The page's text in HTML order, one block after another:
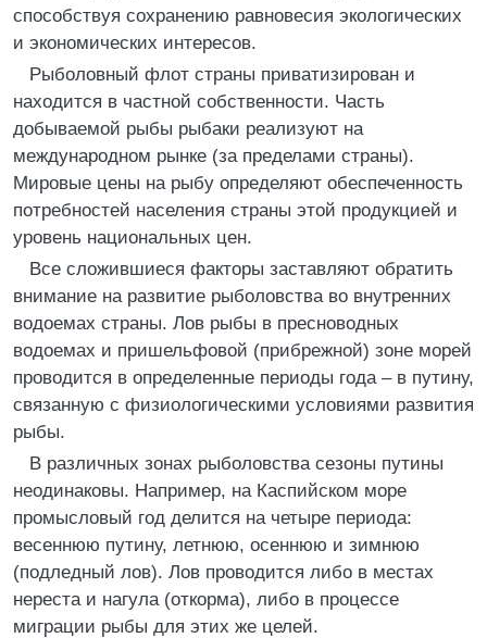
способствуя сохранению равновесия экологических
и экономических интересов.
Рыболовный флот страны приватизирован и
находится в частной собственности. Часть
добываемой рыбы рыбаки реализуют на
международном рынке (за пределами страны).
Мировые цены на рыбу определяют обеспеченность
потребностей населения страны этой продукцией и
уровень национальных цен.
Все сложившиеся факторы заставляют обратить
внимание на развитие рыболовства во внутренних
водоемах страны. Лов рыбы в пресноводных
водоемах и пришельфовой (прибрежной) зоне морей
проводится в определенные периоды года – в путину,
связанную с физиологическими условиями развития
рыбы.
В различных зонах рыболовства сезоны путины
неодинаковы. Например, на Каспийском море
промысловый год делится на четыре периода:
весеннюю путину, летнюю, осеннюю и зимнюю
(подледный лов). Лов проводится либо в местах
нереста и нагула (откорма), либо в процессе
миграции рыбы для этих же целей.